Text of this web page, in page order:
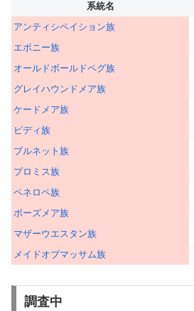
系統名
アンティシペイション族
エボニー族
オールドボールドペグ族
グレイハウンドメア族
ケードメア族
ビディ族
ブルネット族
プロミス族
ペネロペ族
ボーズメア族
マザーウエスタン族
メイドオブマッサム族
調査中